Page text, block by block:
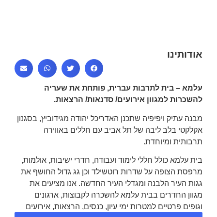
אודותינו
עלמא – בית לתרבות עברית, פותחת את שעריה
להשכרות למגוון אירועים/ סדנאות/ הרצאות.
מבנה עתיק ויפיפיה שתכנן האדריכל יהודה מגידוביץ, בסגנון
אקלקטי בלב ליבה של תל אביב עם חללים באווירה
תרבותית ומיוחדת.
בית עלמא כולל חללי לימוד ועבודה, חדרי ישיבות, אולמות,
מרפסת הצופה על שדרות רוטשילד וכן גג גדול החושף את
גגות העיר הלבנה ומגדלי העיר החדשה. אנו מציעים את
מגוון החדרים בבית עלמא להשכרה לקבוצות, ארגונים
וגופים פרטיים למטרות ימי עיון, כנסים, הרצאות, אירועים